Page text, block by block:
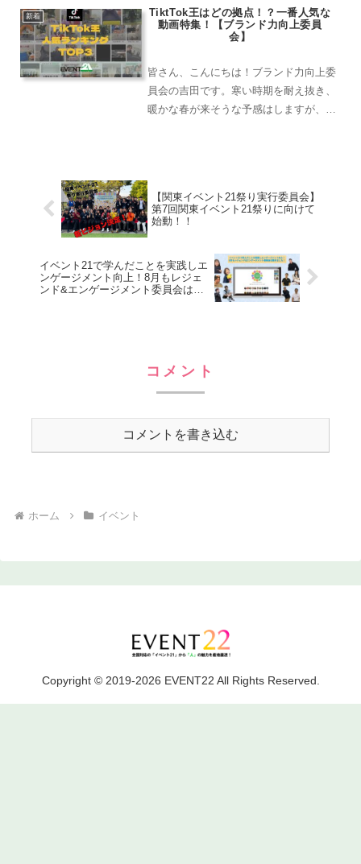
るようになっています。４年のとき、卒
業論文で忙しくなる...
新着
TiktTok王はどの拠点！？一番人気な
動画特集！【ブランド力向上委員
会】
皆さん、こんにちは！ブランド力向上委
員会の吉田です。寒い時期を耐え抜き、
暖かな春が来そうな予感はしますが、ま
二ヶ月半、色んな大きな出...
【関東イベント21祭り実行委員会】
第7回関東イベント21祭りに向けて
始動！！
イベント21で学んだことを実践しエ
ンゲージメント向上！8月もレジェ
ンド&エンゲージメント委員会は動
コメント
コメントを書き込む
ホーム イベント
Copyright © 2019-2026 EVENT22 All Rights Reserved.